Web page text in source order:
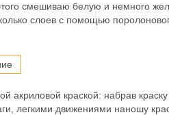
смешиваю белую и немного
слоев с помощью
акриловой краской: набрав
легкими движениями наношу